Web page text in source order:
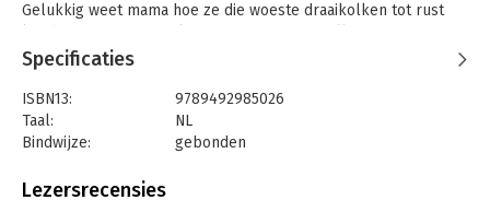
Gelukkig weet mama hoe ze die woeste draaikolken tot rust
mappen. Ze bedenken slimme plannetjes, zodat Luna weet wat
ze de volgende keer kan doen.
Luna leert hoe haar hoofd werkt en hoe zij zelf kan herkennen
en voorkomen dat haar hoofd vol raakt. Dat is handig!
• Een boekje om zelf of samen te lezen.
• Ontwikkeld door experts op het gebied van autisme.
• Helpend voor iedereen die dit streepje – een vol hoofd
Specificaties
ISBN13:
9789492985026
Taal:
NL
Bindwijze:
gebonden
Uitgever:
Lezersrecensies